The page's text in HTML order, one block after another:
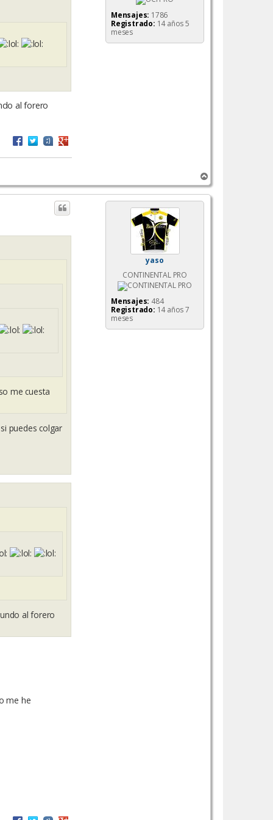
Mensajes: 1786
Registrado: 14 años 5
meses
al forero
r
r
yaso
CONTINENTAL PRO
Mensajes: 484
Registrado: 14 años 7
meses
me cuesta
puedes colgar
al forero
me he